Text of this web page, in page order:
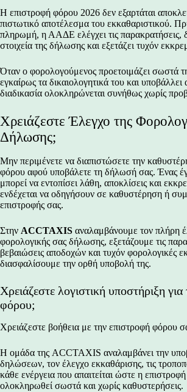
Η επιστροφή φόρου 2026 δεν εξαρτάται
πιστωτικό αποτέλεσμα του εκκαθαριστικού.
πληρωμή, η ΑΑΔΕ ελέγχει τις παρακρατήσεις,
στοιχεία της δήλωσης και εξετάζει τυχόν
Όταν ο φορολογούμενος προετοιμάζει σωστά
εγκαίρως τα δικαιολογητικά του και υποβάλλει
διαδικασία ολοκληρώνεται συνήθως χωρίς
Χρειάζεστε Έλεγχο της
Δήλωσης;
Μην περιμένετε να διαπιστώσετε την
φόρου αφού υποβάλετε τη δήλωσή σας. Ένας
μπορεί να εντοπίσει λάθη, αποκλίσεις και
ενδέχεται να οδηγήσουν σε καθυστέρηση ή
επιστροφής σας.
Στην ACCTAXIS αναλαμβάνουμε τον πλήρη
φορολογικής σας δήλωσης, εξετάζουμε τις
βεβαιώσεις αποδοχών και τυχόν φορολογικές
διασφαλίσουμε την ορθή υποβολή της.
Χρειάζεστε λογιστική υποστήριξη
φόρου;
Χρειάζεστε βοήθεια με την επιστροφή φόρου
Η ομάδα της ACCTAXIS αναλαμβάνει την
δηλώσεων, τον έλεγχο εκκαθάρισης, τις
κάθε ενέργεια που απαιτείται ώστε η
ολοκληρωθεί σωστά και χωρίς καθυστερήσεις.